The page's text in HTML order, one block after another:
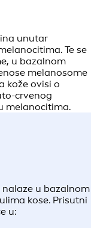
unutar
Te se
u bazalnom
melanosome
kože ovisi o
crvenog
melanocitima.
u bazalnom
kose. Prisutni
u: